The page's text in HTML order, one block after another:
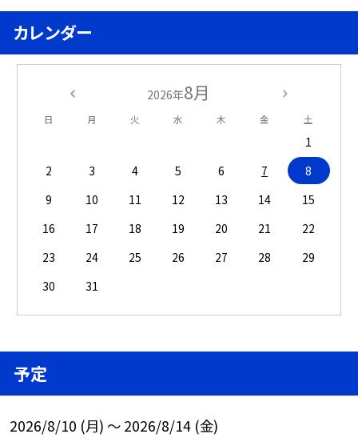
カレンダー
2026年8月
日 月 火 水 木 金 土
1
2
3 4 5 6 7
8
9
10 11 12 13 14
15
16
17 18 19 20 21
22
23
24 25 26 27 28
29
30
31
予定
2026/8/10 (月) ～ 2026/8/14 (金)